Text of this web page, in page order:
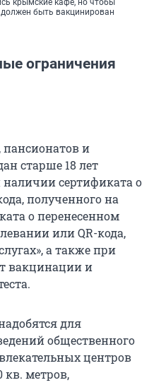
крымские кафе, но чтобы
быть вакцинирован
ограничения
пансионатов и
старше 18 лет
сертификата о
полученного на
о перенесенном
или QR-кода,
а также при
вакцинации и
для
общественного
центров
метров,